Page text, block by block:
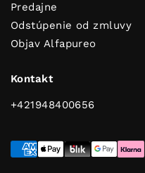
Dobi savjete
ODOSLAŤ
Pretplati se i dobivaš
Osim toga uživat ćeš u
Predajne
Odstúpenie od zmluvy
Objav Alfapureo
Kontakt
+421948400656